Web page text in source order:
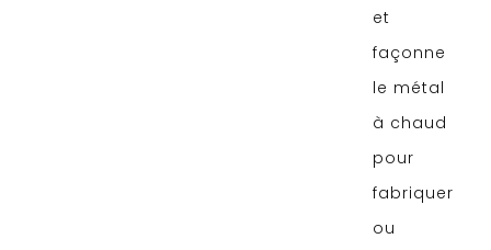
et
façonne
le métal
à chaud
pour
fabriquer
ou